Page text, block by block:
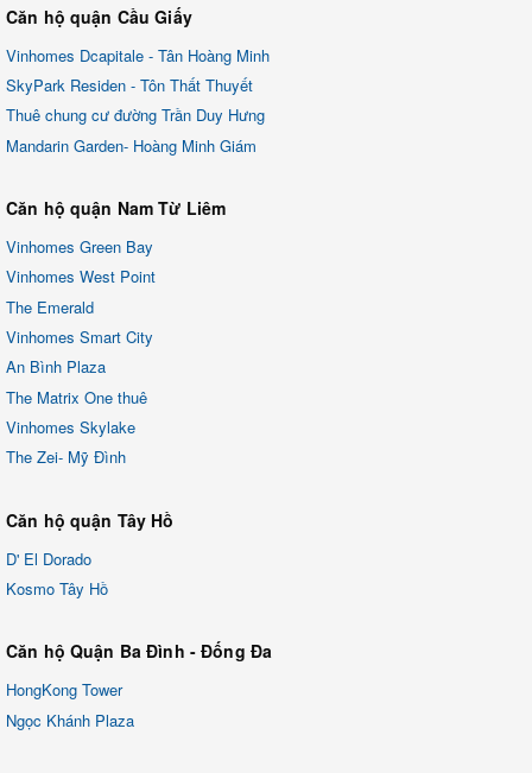
Căn hộ quận Cầu Giấy
Vinhomes Dcapitale - Tân Hoàng Minh
SkyPark Residen - Tôn Thất Thuyết
Thuê chung cư đường Trần Duy Hưng
Mandarin Garden- Hoàng Minh Giám
Căn hộ quận Nam Từ Liêm
Vinhomes Green Bay
Vinhomes West Point
The Emerald
Vinhomes Smart City
An Bình Plaza
The Matrix One thuê
Vinhomes Skylake
The Zei- Mỹ Đình
Căn hộ quận Tây Hồ
D' El Dorado
Kosmo Tây Hồ
Căn hộ Quận Ba Đình - Đống Đa
HongKong Tower
Ngọc Khánh Plaza